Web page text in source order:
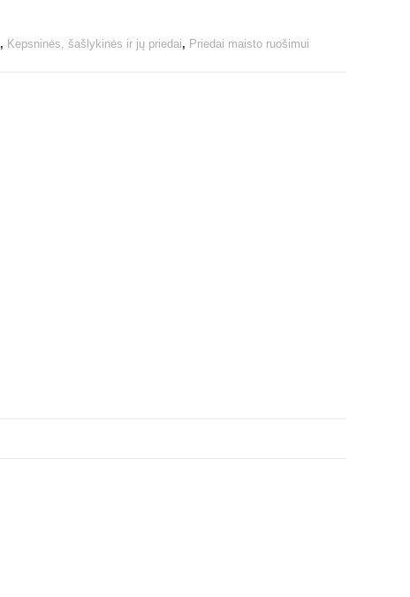
, Kepsninės, šašlykinės ir jų priedai, Priedai maisto ruošimui